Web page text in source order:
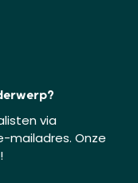
via
Onze